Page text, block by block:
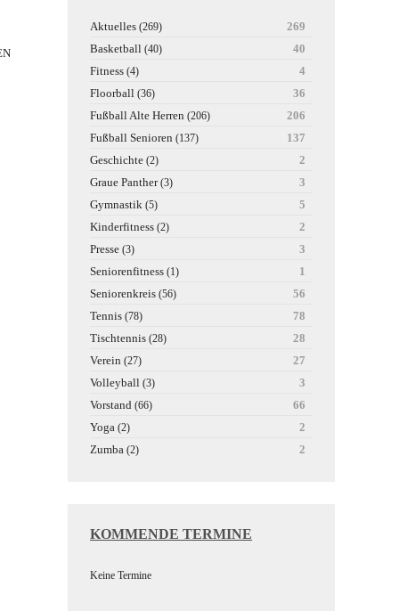
Aktuelles (269)
269
Basketball (40)
40
Fitness (4)
4
Floorball (36)
36
Fußball Alte Herren (206)
206
Fußball Senioren (137)
137
Geschichte (2)
2
Graue Panther(3)
3
Gymnastik (5)
5
Kinderfitness (2)
2
Presse (3)
3
Seniorenfitness (1)
1
Seniorenkreis (56)
56
Tennis (78)
78
Tischtennis (28)
28
Verein (27)
27
Volleyball (3)
3
Vorstand (66)
66
Yoga (2)
2
Zumba (2) 2
KOMMENDE TERMINE
Keine Termine